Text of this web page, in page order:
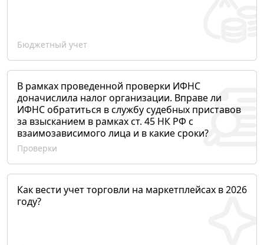
Бюджетный учет
В рамках проведенной проверки ИФНС
доначислила налог организации. Вправе ли
ИФНС обратиться в службу судебных приставов
за взысканием в рамках ст. 45 НК РФ с
взаимозависимого лица и в какие сроки?
Проверки
Как вести учет торговли на маркетплейсах в 2026
году?